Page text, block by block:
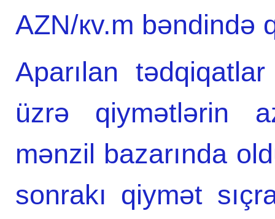
AZN/кv.m bəndində
Aparılan
üzrə qiymətlərin
mənzil bazarında
sonrakı qiymət